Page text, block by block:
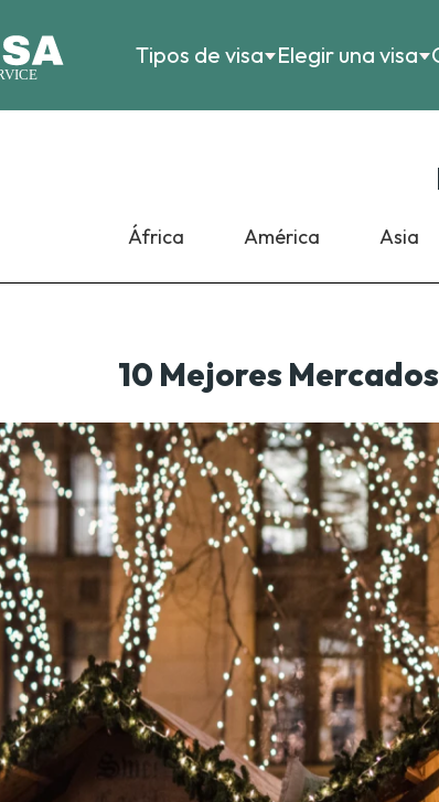
Tipos de visa Elegir una visa
África América Asia
10 Mejores